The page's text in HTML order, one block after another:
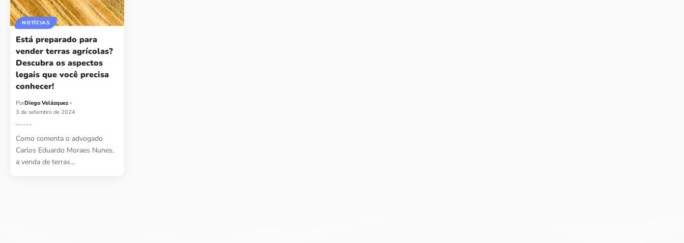
NOTÍCIAS
Está preparado para
vender terras agrícolas?
Descubra os aspectos
legais que você precisa
conhecer!
PorDiego Velázquez
3 de setembro de 2024
Como comenta o advogado
Carlos Eduardo Moraes Nunes,
a venda de terras…